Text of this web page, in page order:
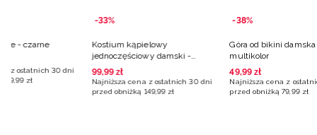
- czarne
z ostatnich 30 dni
79,99 zł
-33%
Kostium kąpielowy
jednoczęściowy damski -
multikolor
99,99 zł
Najniższa cena z ostatnich 30 dni
przed obniżką 149,99 zł
-38%
Góra od bikini
multikolor
49,99 zł
Najniższa cena z
przed obniżką 79,99 zł